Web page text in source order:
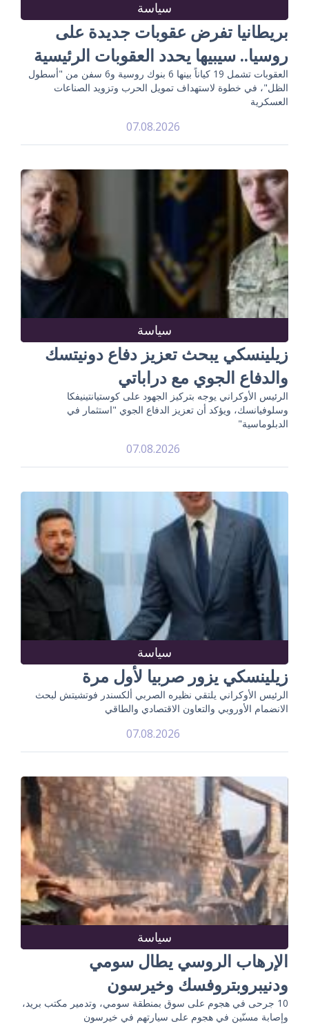
سياسة
بريطانيا تفرض عقوبات جديدة على
روسيا.. سيبيها يحدد العقوبات الرئيسية
العقوبات تشمل 19 كياناً بينها 6 بنوك روسية و6 سفن من "أسطول
الظل"، في خطوة لاستهداف تمويل الحرب وتزويد الصناعات
العسكرية
07.08.2026
سياسة
زيلينسكي يبحث تعزيز دفاع دونيتسك
والدفاع الجوي مع دراباتي
الرئيس الأوكراني يوجه بتركيز الجهود على كوستيانتينيفكا
وسلوفيانسك، ويؤكد أن تعزيز الدفاع الجوي "استثمار في
الدبلوماسية"
07.08.2026
سياسة
زيلينسكي يزور صربيا لأول مرة
الرئيس الأوكراني يلتقي نظيره الصربي ألكسندر فوتشيتش لبحث
الانضمام الأوروبي والتعاون الاقتصادي والطاقي
07.08.2026
سياسة
الإرهاب الروسي يطال سومي
ودنيبروبتروفسك وخيرسون
10 جرحى في هجوم على سوق بمنطقة سومي، وتدمير مكتب بريد،
وإصابة مسنّين في هجوم على سيارتهم في خيرسون